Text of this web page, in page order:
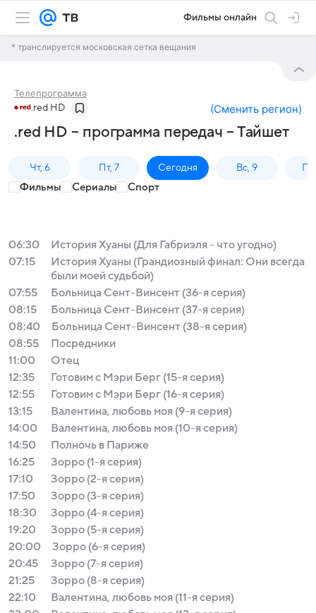
Фильмы онлайн
* транслируется московская сетка вещания
Телепрограмма
.red HD (Сменить регион)
.red HD – программа передач – Тайшет
Чт, 6 Пт, 7 Сегодня Вс, 9
Фильмы Сериалы Спорт
06:30
История Хуаны (Для Габриэля - что угодно)
07:15
История Хуаны (Грандиозный финал: Они всегда
были моей судьбой)
07:55
Больница Сент-Винсент (36-я серия)
08:15
Больница Сент-Винсент (37-я серия)
08:40
Больница Сент-Винсент (38-я серия)
08:55
Посредники
11:00
Отец
12:35
Готовим с Мэри Берг (15-я серия)
12:55
Готовим с Мэри Берг (16-я серия)
13:15
Валентина, любовь моя (9-я серия)
14:00
Валентина, любовь моя (10-я серия)
14:50
Полночь в Париже
16:25
Зорро (1-я серия)
17:10
Зорро (2-я серия)
17:50
Зорро (3-я серия)
18:30
Зорро (4-я серия)
19:20
Зорро (5-я серия)
20:00
Зорро (6-я серия)
20:45
Зорро (7-я серия)
21:25
Зорро (8-я серия)
22:10
Валентина, любовь моя (11-я серия)